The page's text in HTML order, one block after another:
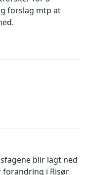
forslag mtp at
blir lagt ned
forandring i Risør